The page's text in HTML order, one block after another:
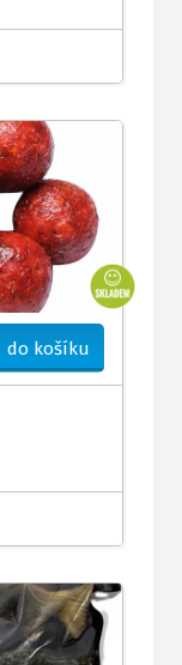
do košíku